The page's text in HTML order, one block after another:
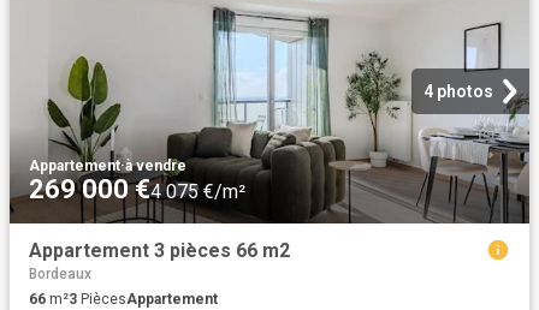
4 photos
Appartement·à vendre
269 000 €4 075 €/m²
Appartement 3 pièces 66 m2
Bordeaux
66 m²3 PiècesAppartement